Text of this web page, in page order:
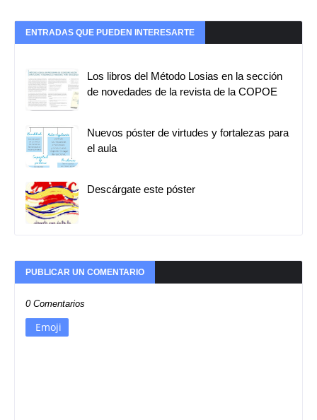
ENTRADAS QUE PUEDEN INTERESARTE
Los libros del Método Losias en la sección
de novedades de la revista de la COPOE
Nuevos póster de virtudes y fortalezas para
el aula
Descárgate este póster
PUBLICAR UN COMENTARIO
0 Comentarios
Emoji